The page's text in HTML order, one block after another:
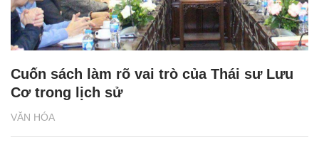
VĂN HÓA
Cuốn sách làm rõ vai trò của Thái sư Lưu
Cơ trong lịch sử